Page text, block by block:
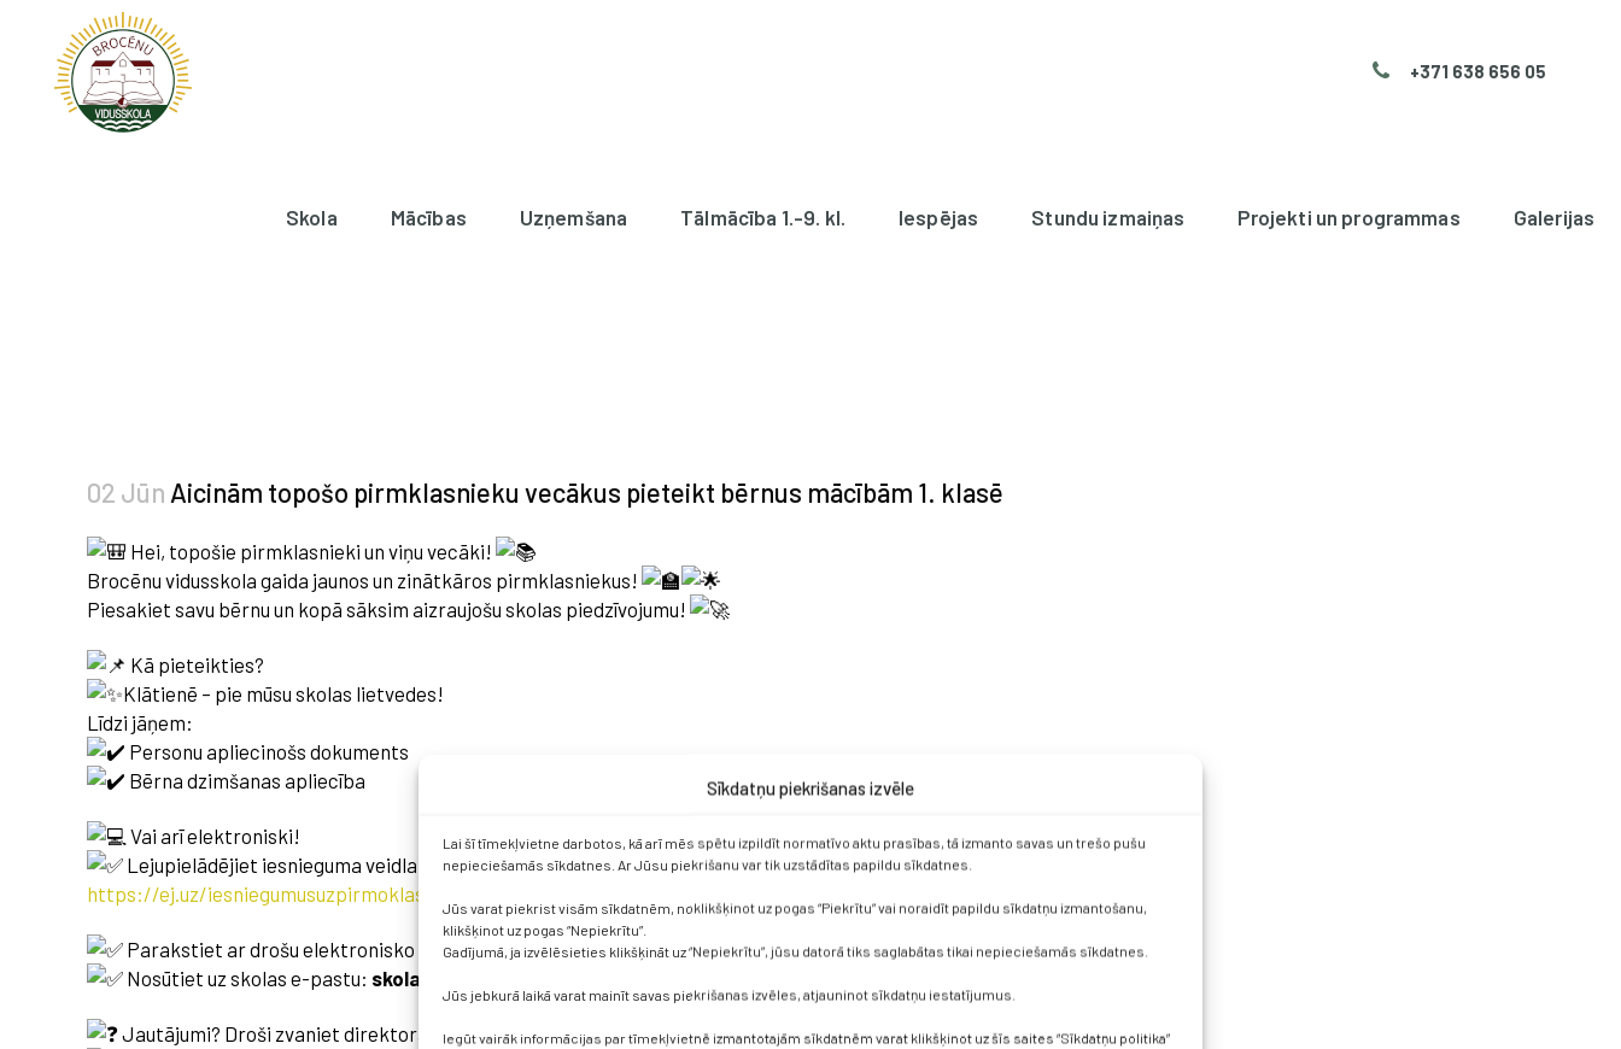
Sīkdatņu piekrišanas izvēle
Lai šī tīmekļvietne darbotos, kā arī mēs spētu izpildīt normatīvo aktu prasības, tā izmanto savas un trešo pušu
nepieciešamās sīkdatnes. Ar Jūsu piekrišanu var tik uzstādītas papildu sīkdatnes.
Jūs varat piekrist visām sīkdatnēm, noklikšķinot uz pogas “Piekrītu” vai noraidīt papildu sīkdatņu izmantošanu,
klikšķinot uz pogas “Nepiekrītu”.
Gadījumā, ja izvēlēsieties klikšķināt uz “Nepiekrītu”, jūsu datorā tiks saglabātas tikai nepieciešamās sīkdatnes.
Jūs jebkurā laikā varat mainīt savas piekrišanas izvēles, atjauninot sīkdatņu iestatījumus.
Iegūt vairāk informācijas par tīmekļvietnē izmantotajām sīkdatnēm varat klikšķinot uz šīs saites “Sīkdatņu politika”
+371 638 656 05
Skola Mācības Uzņemšana Tālmācība 1.-9. kl. Iespējas Stundu izmaiņas Projekti un programmas Galerijas
02 Jūn Aicinām topošo pirmklasnieku vecākus pieteikt bērnus mācībām 1. klasē
Hei, topošie pirmklasnieki un viņu vecāki!
Brocēnu vidusskola gaida jaunos un zinātkāros pirmklasniekus!
Piesakiet savu bērnu un kopā sāksim aizraujošu skolas piedzīvojumu!
Kā pieteikties?
Klātienē – pie mūsu skolas lietvedes!
Līdzi jāņem:
Personu apliecinošs dokuments
Bērna dzimšanas apliecība
Vai arī elektroniski!
Lejupielādējiet iesnieguma veidlapu
https://ej.uz/iesniegumusuzpirmoklasi
Parakstiet ar drošu elektronisko parakstu
Nosūtiet uz skolas e-pastu: skola.broceni@saldus.lv
Jautājumi? Droši zvaniet direktora vietniecei Vivitai Ķezberei
29460822